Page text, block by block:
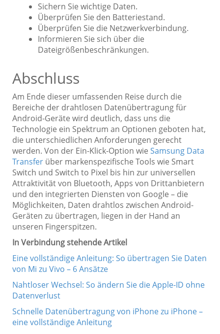
Sichern Sie wichtige Daten.
Überprüfen Sie den Batteriestand.
Überprüfen Sie die Netzwerkverbindung.
Informieren Sie sich über die
Dateigrößenbeschränkungen.
Abschluss
Am Ende dieser umfassenden Reise durch die
Bereiche der drahtlosen Datenübertragung für
Android-Geräte wird deutlich, dass uns die
Technologie ein Spektrum an Optionen geboten hat,
die unterschiedlichen Anforderungen gerecht
werden. Von der Ein-Klick-Option wie Samsung Data
Transfer über markenspezifische Tools wie Smart
Switch und Switch to Pixel bis hin zur universellen
Attraktivität von Bluetooth, Apps von Drittanbietern
und den integrierten Diensten von Google – die
Möglichkeiten, Daten drahtlos zwischen Android-
Geräten zu übertragen, liegen in der Hand an
unseren Fingerspitzen.
In Verbindung stehende Artikel
Eine vollständige Anleitung: So übertragen Sie Daten
von Mi zu Vivo – 6 Ansätze
Nahtloser Wechsel: So ändern Sie die Apple-ID ohne
Datenverlust
Schnelle Datenübertragung von iPhone zu iPhone –
eine vollständige Anleitung